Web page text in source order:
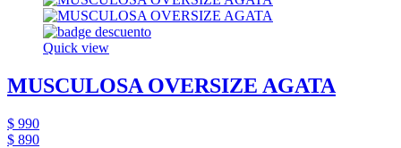
Quick view
MUSCULOSA OVERSIZE AGATA
$ 990
$ 890